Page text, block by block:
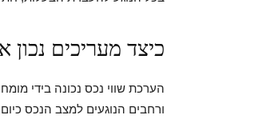
כיצד מעריכים נכון
הערכת שווי נכס נכונה בידי
ורחבים הנוגעים למצב הנכס